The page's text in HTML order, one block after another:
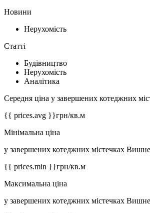
Новини
Нерухомість
Статті
Будівництво
Нерухомість
Аналітика
Середня ціна у завершених котеджних
{{ prices.avg }}грн/кв.м
Мінімальна ціна
у завершених котеджних містечках
{{ prices.min }}грн/кв.м
Максимальна ціна
у завершених котеджних містечках